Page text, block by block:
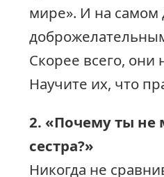
мире». И на самом
Скорее всего, они
Научите их, что
2. «Почему ты не
сестра?»
Никогда не